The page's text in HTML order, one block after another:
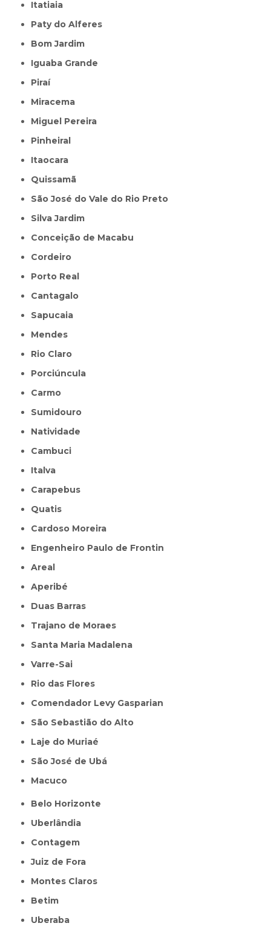
Itatiaia
Paty do Alferes
Bom Jardim
Iguaba Grande
Piraí
Miracema
Miguel Pereira
Pinheiral
Itaocara
Quissamã
São José do Vale do Rio Preto
Silva Jardim
Conceição de Macabu
Cordeiro
Porto Real
Cantagalo
Sapucaia
Mendes
Rio Claro
Porciúncula
Carmo
Sumidouro
Natividade
Cambuci
Italva
Carapebus
Quatis
Cardoso Moreira
Engenheiro Paulo de Frontin
Areal
Aperibé
Duas Barras
Trajano de Moraes
Santa Maria Madalena
Varre-Sai
Rio das Flores
Comendador Levy Gasparian
São Sebastião do Alto
Laje do Muriaé
São José de Ubá
Macuco
Belo Horizonte
Uberlândia
Contagem
Juiz de Fora
Montes Claros
Betim
Uberaba